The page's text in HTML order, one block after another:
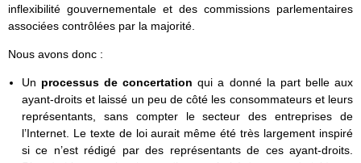
inflexibilité gouvernementale et des commissions parlementaires
associées contrôlées par la majorité.
Nous avons donc :
Un processus de concertationqui a donné la part belle aux
ayant-droits et laissé un peu de côté les consommateurs et leurs
représentants, sans compter le secteur des entreprises de
l’Internet. Le texte de loi aurait même été très largement inspiré
si ce n’est rédigé par des représentants de ces ayant-droits.